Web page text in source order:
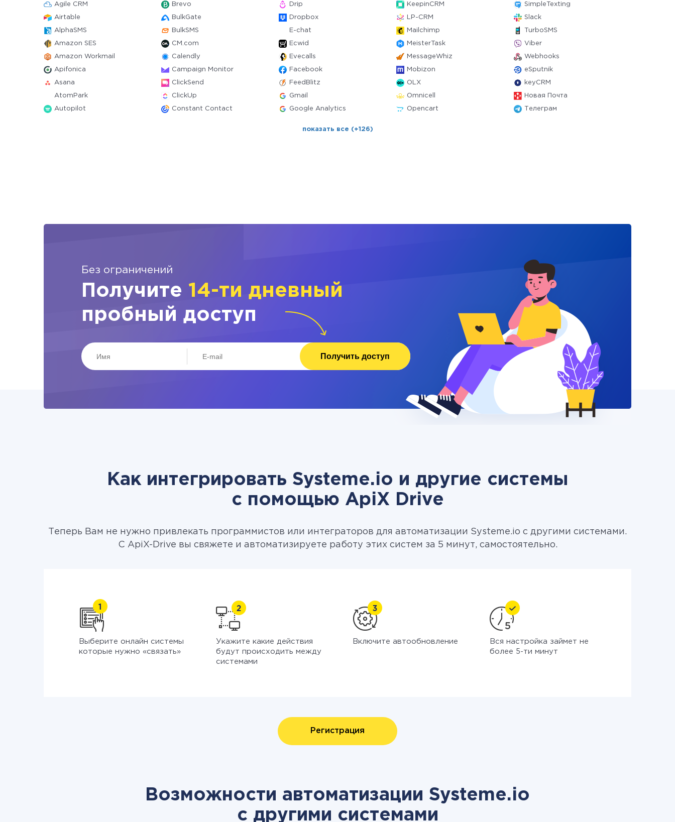
Agile CRM Brevo Drip KeepinCRM SimpleTexting
Airtable BulkGate Dropbox LP-CRM Slack
AlphaSMS BulkSMS E-chat Mailchimp TurboSMS
Amazon SES CM.com Ecwid MeisterTask Viber
Amazon Workmail Calendly Evecalls MessageWhiz Webhooks
Apifonica Campaign Monitor Facebook Mobizon eSputnik
Asana ClickSend FeedBlitz OLX keyCRM
AtomPark ClickUp Gmail Omnicell Новая Почта
Autopilot Constant Contact Google Analytics Opencart Телеграм
показать все (+126)
Без ограничений
Получите 14-ти дневный
пробный доступ
Получить доступ
Как интегрировать Systeme.io и другие системы
c помощью ApiX Drive
Теперь Вам не нужно привлекать программистов или интеграторов для автоматизации Systeme.io с другими системами.
С ApiX-Drive вы свяжете и автоматизируете работу этих систем за 5 минут, самостоятельно.
Выберите онлайн системы
которые нужно «связать»
Укажите какие действия
будут происходить между
системами
Включите автообновление
Вся настройка займет не
более 5-ти минут
Регистрация
Возможности автоматизации Systeme.io
с другими системами